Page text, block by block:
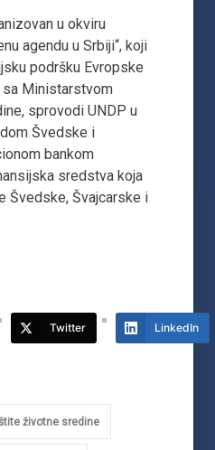
u okviru
agendu u Srbiji“, koji
podršku Evropske
sa Ministarstvom
sprovodi UNDP u
Švedske i
bankom
sredstva koja
Švedske, Švajcarske i
Twitter LinkedIn
životne sredine